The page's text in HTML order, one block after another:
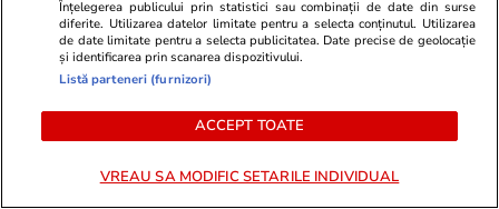
Știri România 23 iul.
Ilie Bolojan, despre criza
posturilor din sănătate:
„Spitalele cu cheltuieli de
personal peste media națională
creșteri de personal”. A
Înțelegerea publicului prin statistici sau combinații de date din surse
diferite. Utilizarea datelor limitate pentru a selecta conținutul. Utilizarea
de date limitate pentru a selecta publicitatea. Date precise de geolocație
și identificarea prin scanarea dispozitivului.
Listă parteneri (furnizori)
ACCEPT TOATE
VREAU SA MODIFIC SETARILE INDIVIDUAL